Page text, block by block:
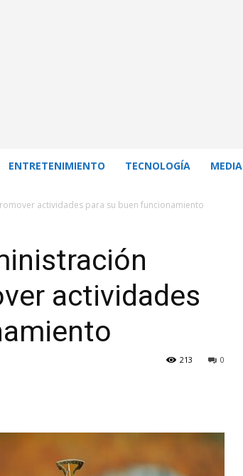
ENTRETENIMIENTO TECNOLOGÍA MEDIA
actividades para su buen funcionamiento
actividades
0
213